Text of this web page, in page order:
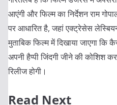
आएंगी और फिल्म का निर्देशन राम
पर आधारित है, जहां एक्ट्रेसेस
मुताबिक फिल्म में दिखाया जाएगा
अपनी हैप्पी जिंदगी जीने की कोशिश
रिलीज होगी।
Read Next